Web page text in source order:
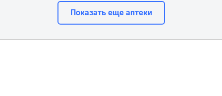
Показать еще аптеки